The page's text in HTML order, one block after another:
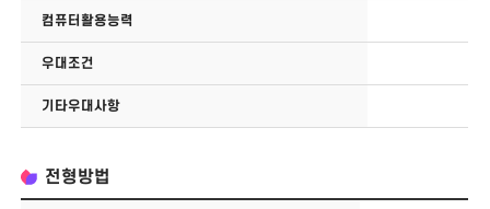
컴퓨터활용능력
우대조건
기타우대사항
전형방법